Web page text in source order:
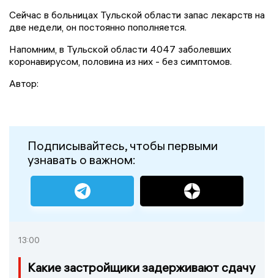
Сейчас в больницах Тульской области запас лекарств на
две недели, он постоянно пополняется.
Напомним, в Тульской области 4047 заболевших
коронавирусом, половина из них - без симптомов.
Автор:
Подписывайтесь, чтобы первыми
узнавать о важном:
13:00
Какие застройщики задерживают сдачу